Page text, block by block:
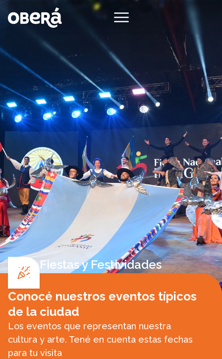
Fiestas y Festividades
Conocé nuestros eventos típicos
de la ciudad
Los eventos que representan nuestra
cultura y arte. Tené en cuenta estas fechas
para tu visita